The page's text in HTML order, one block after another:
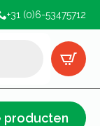
+31 (0)6-53475712
producten